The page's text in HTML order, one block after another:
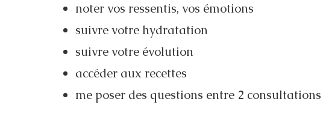
noter vos ressentis, vos émotions
suivre votre hydratation
suivre votre évolution
accéder aux recettes
me poser des questions entre 2 consultations